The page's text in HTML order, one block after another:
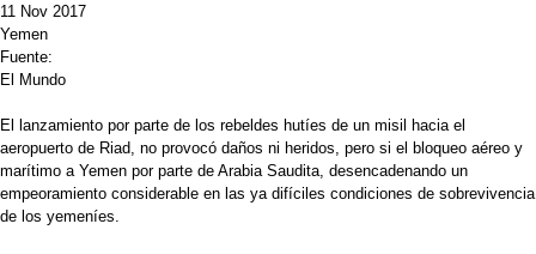
11 Nov 2017
Yemen
Fuente:
El Mundo
El lanzamiento por parte de los rebeldes hutíes de un misil hacia el
aeropuerto de Riad, no provocó daños ni heridos, pero si el bloqueo aéreo y
marítimo a Yemen por parte de Arabia Saudita, desencadenando un
empeoramiento considerable en las ya difíciles condiciones de sobrevivencia
de los yemeníes.